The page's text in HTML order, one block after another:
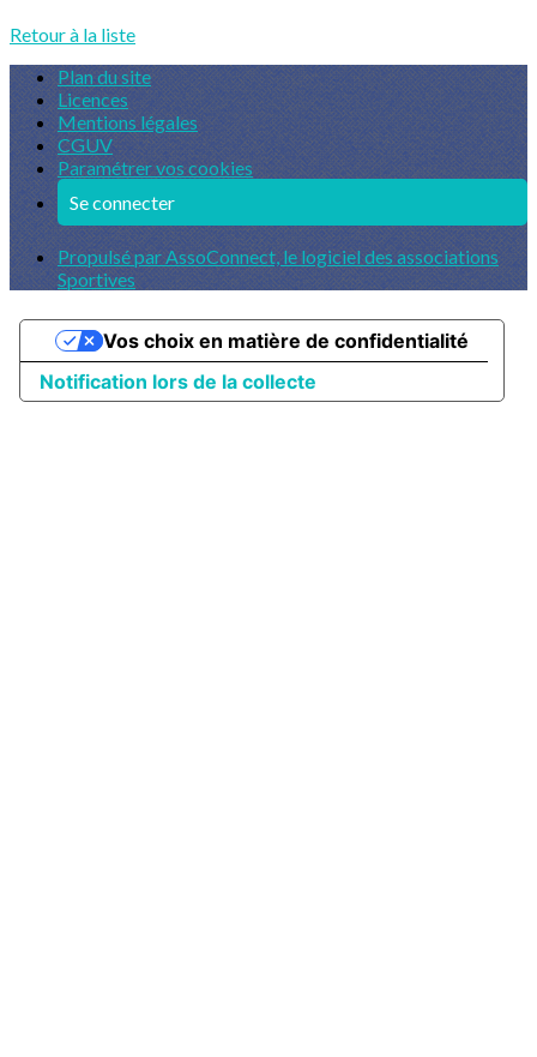
Retour à la liste
Plan du site
Licences
Mentions légales
CGUV
Paramétrer vos cookies
Se connecter
Propulsé par AssoConnect, le logiciel des associations
Sportives
Notification lors de la collecte
Vos choix en matière de confidentialité